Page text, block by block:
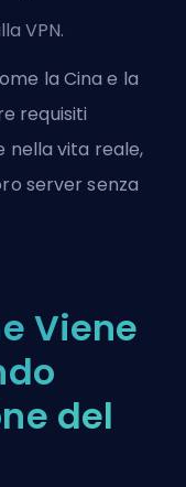
VPN.
la Cina e la
requisiti
nella vita reale,
server senza
Viene
del